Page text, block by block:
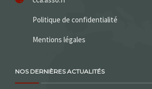
Politique de confidentialité
Mentions légales
NOS DERNIÈRES ACTUALITÉS